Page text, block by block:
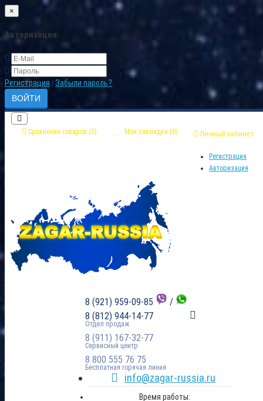
×
Авторизация
Регистрация Забыли пароль?
Личный кабинет
Регистрация
Авторизация
Мои закладки (0)
Сравнение товаров (0)
8 (921) 959-09-85
/
8 (812) 944-14-77
Отдел продаж
8 (911) 167-32-77
Сервисный центр
8 800 555 76 75
Бесплатная горячая линия
info@zagar-russia.ru
Время работы: